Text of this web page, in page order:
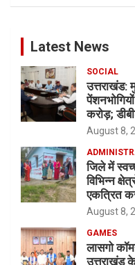
Latest News
SOCIAL
उत्तराखंड:
करोड़;
August 8,
जिले में
विभिन्न
एकत्रित
August 8,
GAMES
लासगो
उत्तराखंड